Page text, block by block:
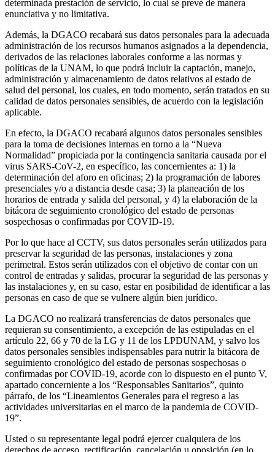
determinada prestación de servicio, lo cual se prevé de manera
enunciativa y no limitativa.
Además, la DGACO recabará sus datos personales para la adecuada
administración de los recursos humanos asignados a la dependencia,
derivados de las relaciones laborales conforme a las normas y
políticas de la UNAM, lo que podrá incluir la captación, manejo,
administración y almacenamiento de datos relativos al estado de
salud del personal, los cuales, en todo momento, serán tratados en su
calidad de datos personales sensibles, de acuerdo con la legislación
aplicable.
En efecto, la DGACO recabará algunos datos personales sensibles
para la toma de decisiones internas en torno a la “Nueva
Normalidad” propiciada por la contingencia sanitaria causada por el
virus SARS-CoV-2, en específico, las concernientes a: 1) la
determinación del aforo en oficinas; 2) la programación de labores
presenciales y/o a distancia desde casa; 3) la planeación de los
horarios de entrada y salida del personal, y 4) la elaboración de la
bitácora de seguimiento cronológico del estado de personas
sospechosas o confirmadas por COVID-19.
Por lo que hace al CCTV, sus datos personales serán utilizados para
preservar la seguridad de las personas, instalaciones y zona
perimetral. Estos serán utilizados con el objetivo de contar con un
control de entradas y salidas, procurar la seguridad de las personas y
las instalaciones y, en su caso, estar en posibilidad de identificar a las
personas en caso de que se vulnere algún bien jurídico.
La DGACO no realizará transferencias de datos personales que
requieran su consentimiento, a excepción de las estipuladas en el
artículo 22, 66 y 70 de la LG y 11 de los LPDUNAM, y salvo los
datos personales sensibles indispensables para nutrir la bitácora de
seguimiento cronológico del estado de personas sospechosas o
confirmadas por COVID-19, acorde con lo dispuesto en el punto V,
apartado concerniente a los “Responsables Sanitarios”, quinto
párrafo, de los “Lineamientos Generales para el regreso a las
actividades universitarias en el marco de la pandemia de COVID-
19”.
Usted o su representante legal podrá ejercer cualquiera de los